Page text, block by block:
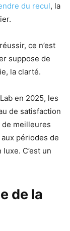
du recul, la
ce n’est
suppose de
la clarté.
en 2025, les
de satisfaction
meilleures
périodes de
C’est un
de la